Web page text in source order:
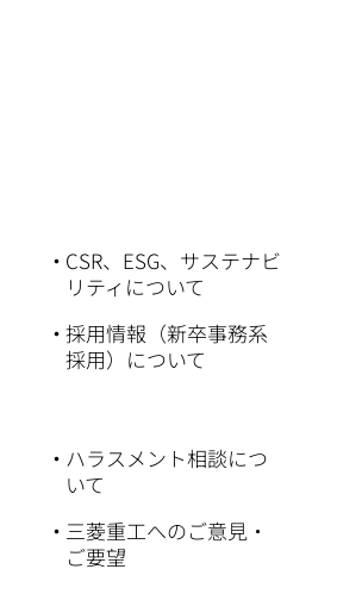
CSR、ESG、サステナビ
リティについて
採用情報（新卒事務系
採用）について
ハラスメント相談につ
いて
三菱重工へのご意見・
ご要望